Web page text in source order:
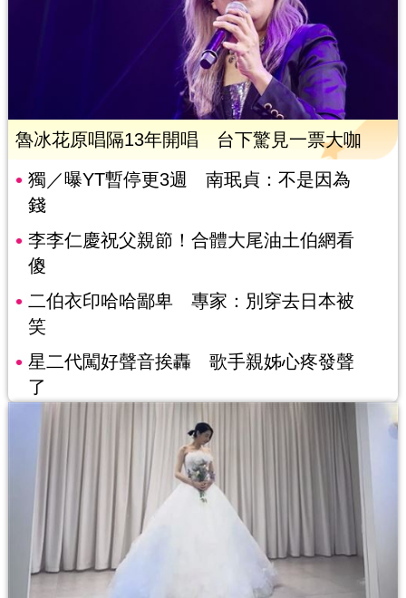
魯冰花原唱隔13年開唱 台下驚見一票大咖
獨／曝YT暫停更3週 南珉貞：不是因為
錢
李李仁慶祝父親節！合體大尾油土伯網看
傻
二伯衣印哈哈鄙卑 專家：別穿去日本被
笑
星二代闖好聲音挨轟 歌手親姊心疼發聲
了